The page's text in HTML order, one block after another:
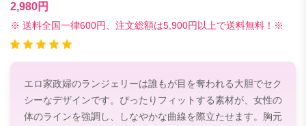
2,980円
※ 送料全国一律600円、注文総額は5,900円以上で送料無料！※
エロ家政婦のランジェリーは誰もが目を奪われる大胆でセク
シーなデザインです。ぴったりフィットする素材が、女性の
体のラインを強調し、しなやかな曲線を際立たせます。胸元